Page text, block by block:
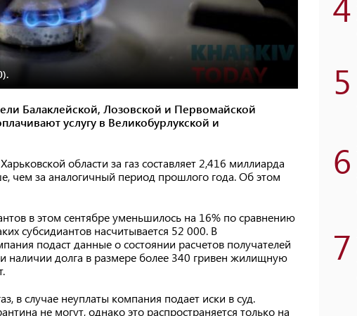
Балаклейской, Лозовской и Первомайской
услугу в Великобурлукской и
области за газ составляет 2,416 миллиарда
чем за аналогичный период прошлого года. Об этом
в этом сентябре уменьшилось на 16% по сравнению
субсидиантов насчитывается 52 000. В
подаст данные о состоянии расчетов получателей
наличии долга в размере более 340 гривен жилищную
в случае неуплаты компания подает иски в суд.
не могут, однако это распространяется только на
5
6
7